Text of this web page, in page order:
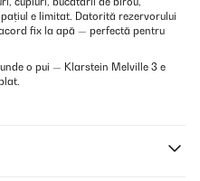
e limitat. Datorită rezervorului
fix la apă — perfectă pentru
o pui — Klarstein Melville 3 e